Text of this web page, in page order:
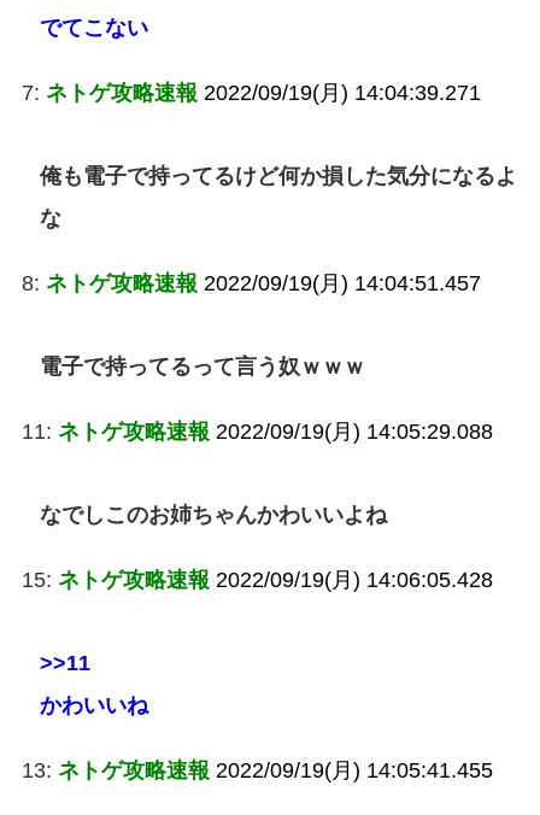
でてこない
7: ネトゲ攻略速報 2022/09/19(月) 14:04:39.271
俺も電子で持ってるけど何か損した気分になるよ
な
8: ネトゲ攻略速報 2022/09/19(月) 14:04:51.457
電子で持ってるって言う奴ｗｗｗ
11: ネトゲ攻略速報 2022/09/19(月) 14:05:29.088
なでしこのお姉ちゃんかわいいよね
15: ネトゲ攻略速報 2022/09/19(月) 14:06:05.428
>>11
かわいいね
13: ネトゲ攻略速報 2022/09/19(月) 14:05:41.455